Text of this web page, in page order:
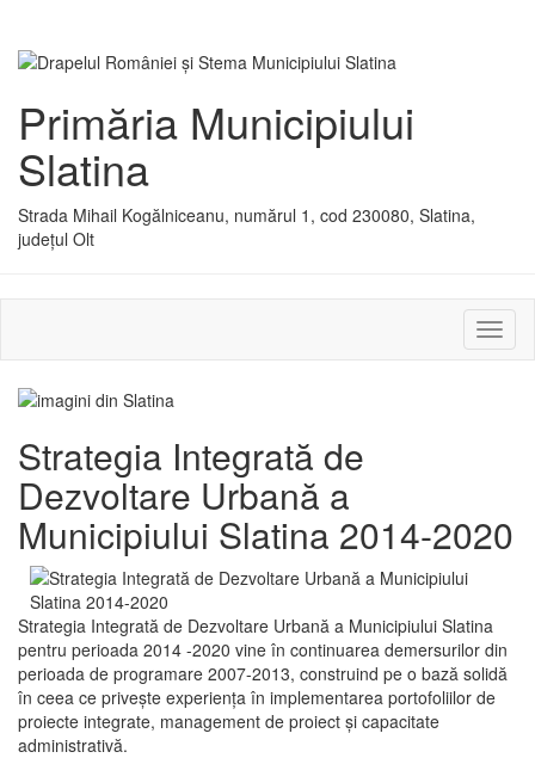
Primăria Municipiului
Slatina
Strada Mihail Kogălniceanu, numărul 1, cod 230080, Slatina,
județul Olt
sau
Strategia Integrată de
Dezvoltare Urbană a
Municipiului Slatina 2014-2020
Strategia Integrată de Dezvoltare Urbană a Municipiului Slatina
pentru perioada 2014 -2020 vine în continuarea demersurilor din
perioada de programare 2007-2013, construind pe o bază solidă
în ceea ce priveşte experienţa în implementarea portofoliilor de
proiecte integrate, management de proiect și capacitate
administrativă.